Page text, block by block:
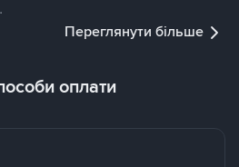
Переглянути більше
оплати